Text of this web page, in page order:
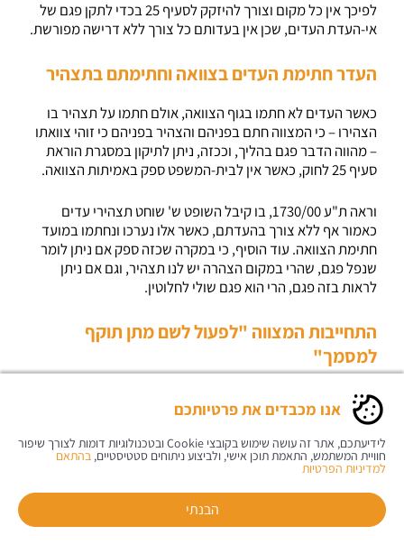
לפיכך אין כל מקום וצורך להיזקק לסעיף 25 בכדי לתקן פגם של
אי-העדת העדים, שכן אין בעדותם כל צורך ללא דרישה מפורשת.
העדר חתימת העדים בצוואה וחתימתם בתצהיר
כאשר העדים לא חתמו בגוף הצוואה, אולם חתמו על תצהיר בו
הצהירו – כי המצווה חתם בפניהם והצהיר בפניהם כי זוהי צוואתו
– מהווה הדבר פגם בהליך, וככזה, ניתן לתיקון במסגרת הוראת
סעיף 25 לחוק, כאשר אין לבית-המשפט ספק באמיתות הצוואה.
וראה ת"ע 1730/00, בו קיבל השופט ש' שוחט תצהירי עדים
כאמור אף ללא צורך בהעדתם, כאשר אלו נערכו ונחתמו במועד
חתימת הצוואה. עוד הוסיף, כי במקרה שכזה ספק אם ניתן לומר
שנפל פגם, שהרי במקום הצהרה יש לנו תצהיר, וגם אם ניתן
לראות בזה פגם, הרי הוא פגם שולי לחלוטין.
התחייבות המצווה "לפעול לשם מתן תוקף
למסמך"
כאשר התחייב המנוח בצוואתו – "אני מתחייב לבצע כל פעולה כדי
שמסמך זה תהיה לו הצורה החוקית הנכונה" – עולה בכך ספק
לתקן פגמים, אולם זאת כאשר ברור שמדובר בצוואה.
אנו מכבדים את פרטיותכם
לידיעתכם, אתר זה עושה שימוש בקובצי Cookie ובטכנולוגיות דומות לצורך שיפור
חוויית המשתמש, התאמת תוכן אישי, ולביצוע ניתוחים סטטיסטיים, בהתאם
למדיניות הפרטיות
הבנתי